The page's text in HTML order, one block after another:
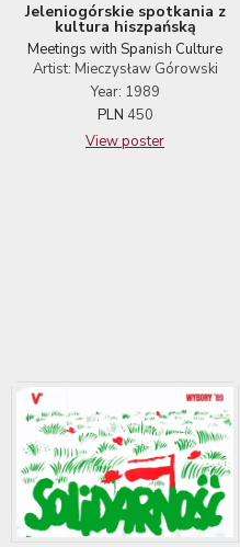
Jeleniogórskie spotkania z
kultura hiszpańską
Meetings with Spanish Culture
Artist: Mieczysław Górowski
Year: 1989
PLN 450
View poster